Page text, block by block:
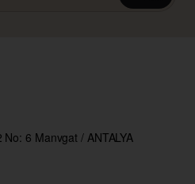
6 Manvgat / ANTALYA